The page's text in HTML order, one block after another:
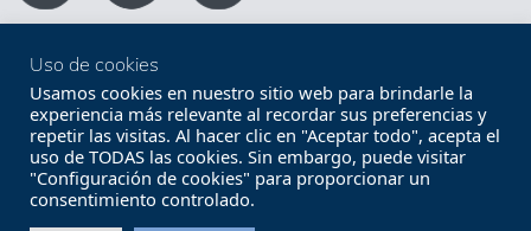
Copyright FEMP
Accesibilidad
Términos legales
Política de privacidad
Términos y condiciones de uso
Uso de cookies
Usamos cookies en nuestro sitio web para brindarle la
experiencia más relevante al recordar sus preferencias y
repetir las visitas. Al hacer clic en "Aceptar todo", acepta el
uso de TODAS las cookies. Sin embargo, puede visitar
"Configuración de cookies" para proporcionar un
consentimiento controlado.